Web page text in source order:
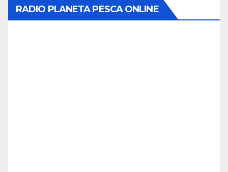
RADIO PLANETA PESCA ONLINE